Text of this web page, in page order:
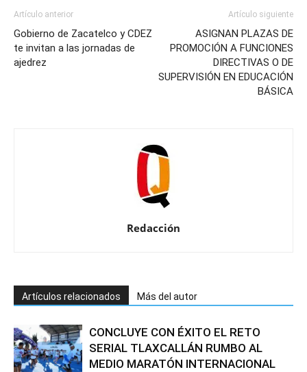
Artículo anterior
Gobierno de Zacatelco y CDEZ
te invitan a las jornadas de
ajedrez
Artículo siguiente
ASIGNAN PLAZAS DE
PROMOCIÓN A FUNCIONES
DIRECTIVAS O DE
SUPERVISIÓN EN EDUCACIÓN
BÁSICA
Redacción
Artículos relacionados Más del autor
CONCLUYE CON ÉXITO EL RETO
SERIAL TLAXCALLÁN RUMBO AL
MEDIO MARATÓN INTERNACIONAL